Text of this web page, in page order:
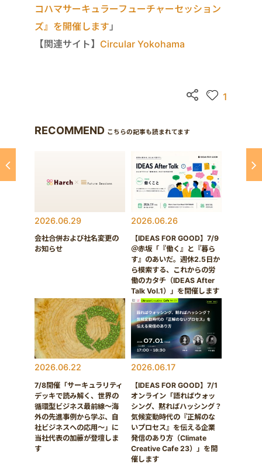
コハマサーキュラーフューチャーセッション
ズ』を開催します」
【関連サイト】 Circular Yokohama
1
RECOMMEND こちらの記事も読まれてます
2026.06.29
会社合併および社名変更の
お知らせ
2026.06.26
【IDEAS FOR GOOD】7/9
＠赤坂「『働く』と『暮ら
す』のあいだ。週休2.5日か
ら模索する、これからの労
働のカタチ（IDEAS After
Talk Vol.1）」を開催します
2026.06.22
7/8開催「サーキュラリティ
デッキで読み解く、世界の
循環型ビジネス最前線〜海
外の先進事例から学ぶ、自
社ビジネスへの応用〜」に
当社代表の加藤が登壇しま
す
2026.06.17
【IDEAS FOR GOOD】7/1
オンライン「語ればウォッ
シング、黙ればハッシング？
気候変動時代の『正解のな
いプロセス』を伝える企業
発信のあり方（Climate
Creative Cafe 23）」を開
催します